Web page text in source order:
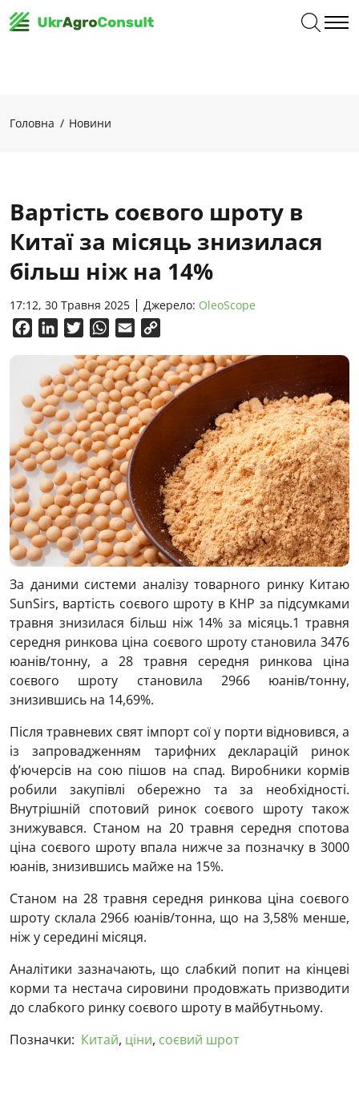
Головна Новини
Вартість соєвого шроту в
Китаї за місяць знизилася
більш ніж на 14%
17:12, 30 Травня 2025 Джерело: OleoScope
FacebookLinkedInTwitterWhatsApp
Email
За даними системи аналізу товарного ринку Китаю
SunSirs, вартість соєвого шроту в КНР за підсумками
травня знизилася більш ніж 14% за місяць.1 травня
середня ринкова ціна соєвого шроту становила 3476
юанів/тонну, а 28 травня середня ринкова ціна
соєвого шроту становила 2966 юанів/тонну,
знизившись на 14,69%.
Після травневих свят імпорт сої у порти відновився, а
із запровадженням тарифних декларацій ринок
ф’ючерсів на сою пішов на спад. Виробники кормів
робили закупівлі обережно та за необхідності.
Внутрішній спотовий ринок соєвого шроту також
знижувався. Станом на 20 травня середня спотова
ціна соєвого шроту впала нижче за позначку в 3000
юанів, знизившись майже на 15%.
Станом на 28 травня середня ринкова ціна соєвого
шроту склала 2966 юанів/тонна, що на 3,58% менше,
ніж у середині місяця.
Аналітики зазначають, що слабкий попит на кінцеві
корми та нестача сировини продовжать призводити
до слабкого ринку соєвого шроту в майбутньому.
Позначки: Китай, ціни, соєвий шрот